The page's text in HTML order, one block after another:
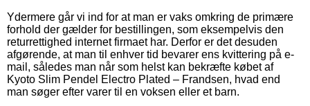
Ydermere går vi ind for at man er vaks omkring de primære
forhold der gælder for bestillingen, som eksempelvis den
returrettighed internet firmaet har. Derfor er det desuden
afgørende, at man til enhver tid bevarer ens kvittering på e-
mail, således man når som helst kan bekræfte købet af
Kyoto Slim Pendel Electro Plated – Frandsen, hvad end
man søger efter varer til en voksen eller et barn.